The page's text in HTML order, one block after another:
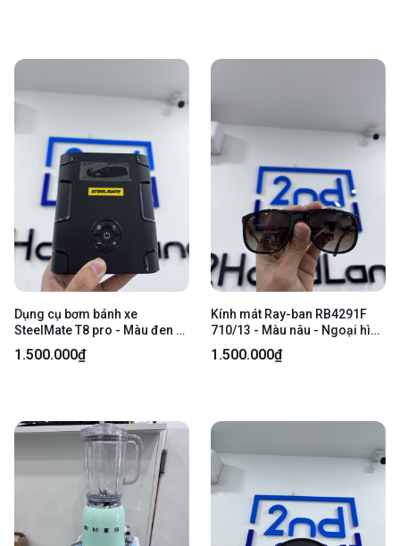
Dụng cụ bơm bánh xe
SteelMate T8 pro - Màu đen -
Ngoại hình 98% - Đủ phụ kiện
1.500.000₫
Kính mát Ray-ban RB4291F
710/13 - Màu nâu - Ngoại hình
98% - Kèm bao da, khăn lau
1.500.000₫